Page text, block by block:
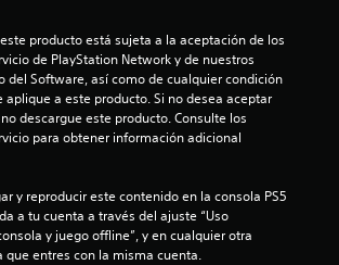
i
o
producto está sujeta a la aceptación de los
de PlayStation Network y de nuestros
del Software, así como de cualquier condición
aplique a este producto. Si no desea aceptar
descargue este producto. Consulte los
para obtener información adicional
y reproducir este contenido en la consola PS5
a tu cuenta a través del ajuste “Uso
y juego offline”, y en cualquier otra
que entres con la misma cuenta.